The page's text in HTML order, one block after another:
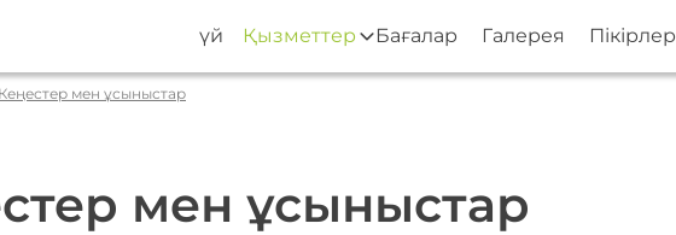
үй Қызметтер Бағалар Галерея Пікірлер
Кеңестер мен ұсыныстар
мен ұсыныстар